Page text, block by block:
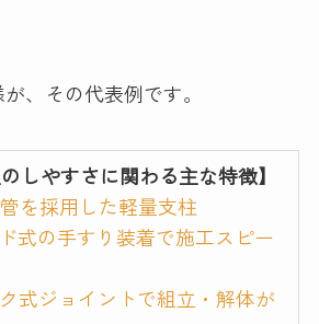
、その代表例です。
しやすさに関わる主な特徴】
を採用した軽量支柱
式の手すり装着で施工スピー
式ジョイントで組立・解体が